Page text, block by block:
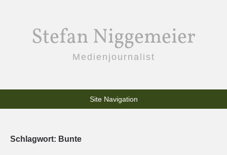
Stefan Niggemeier
Medienjournalist
Site Navigation
Schlagwort: Bunte